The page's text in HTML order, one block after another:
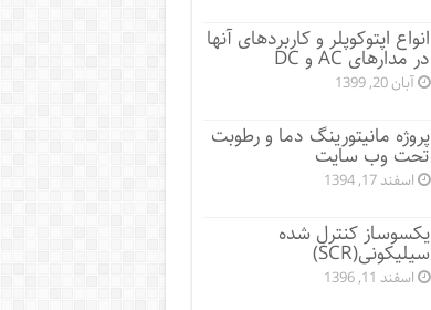
انواع اپتوکوپلر و کاربردهای آنها
در مدارهای AC و DC
آبان 20, 1399
پروژه مانيتورينگ دما و رطوبت
تحت وب سایت
اسفند 17, 1394
یکسوساز کنترل شده
سیلیکونی(SCR)
اسفند 11, 1396